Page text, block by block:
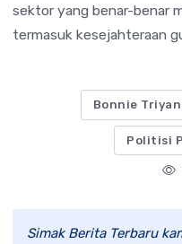
sektor yang benar-benar
termasuk kesejahteraan
Bonnie
Politisi
Simak Berita Terbaru